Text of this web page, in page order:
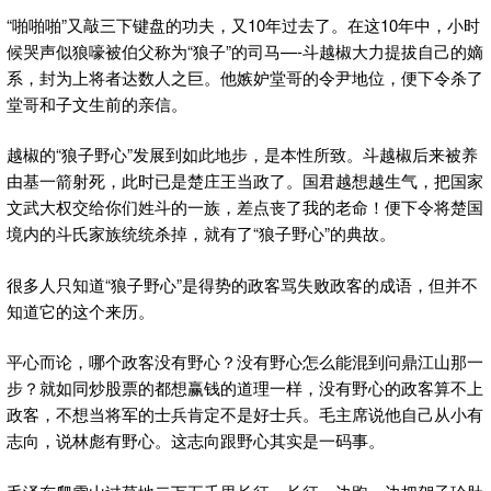
“啪啪啪”又敲三下键盘的功夫，又10年过去了。在这10年中，小时
候哭声似狼嚎被伯父称为“狼子”的司马—-斗越椒大力提拔自己的嫡
系，封为上将者达数人之巨。他嫉妒堂哥的令尹地位，便下令杀了
堂哥和子文生前的亲信。
越椒的“狼子野心”发展到如此地步，是本性所致。斗越椒后来被养
由基一箭射死，此时已是楚庄王当政了。国君越想越生气，把国家
文武大权交给你们姓斗的一族，差点丧了我的老命！便下令将楚国
境内的斗氏家族统统杀掉，就有了“狼子野心”的典故。
很多人只知道“狼子野心”是得势的政客骂失败政客的成语，但并不
知道它的这个来历。
平心而论，哪个政客没有野心？没有野心怎么能混到问鼎江山那一
步？就如同炒股票的都想赢钱的道理一样，没有野心的政客算不上
政客，不想当将军的士兵肯定不是好士兵。毛主席说他自己从小有
志向，说林彪有野心。这志向跟野心其实是一码事。